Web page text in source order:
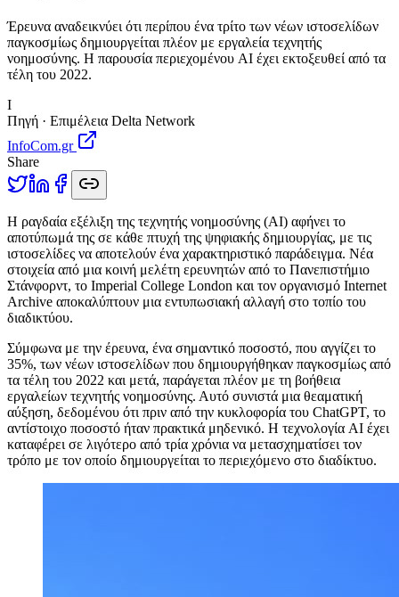
Έρευνα αναδεικνύει ότι περίπου ένα τρίτο των νέων ιστοσελίδων
παγκοσμίως δημιουργείται πλέον με εργαλεία τεχνητής
νοημοσύνης. Η παρουσία περιεχομένου AI έχει εκτοξευθεί από τα
τέλη του 2022.
I
Πηγή · Επιμέλεια Delta Network
InfoCom.gr
Share
Η ραγδαία εξέλιξη της τεχνητής νοημοσύνης (AI) αφήνει το
αποτύπωμά της σε κάθε πτυχή της ψηφιακής δημιουργίας, με τις
ιστοσελίδες να αποτελούν ένα χαρακτηριστικό παράδειγμα. Νέα
στοιχεία από μια κοινή μελέτη ερευνητών από το Πανεπιστήμιο
Στάνφορντ, το Imperial College London και τον οργανισμό Internet
Archive αποκαλύπτουν μια εντυπωσιακή αλλαγή στο τοπίο του
διαδικτύου.
Σύμφωνα με την έρευνα, ένα σημαντικό ποσοστό, που αγγίζει το
35%, των νέων ιστοσελίδων που δημιουργήθηκαν παγκοσμίως από
τα τέλη του 2022 και μετά, παράγεται πλέον με τη βοήθεια
εργαλείων τεχνητής νοημοσύνης. Αυτό συνιστά μια θεαματική
αύξηση, δεδομένου ότι πριν από την κυκλοφορία του ChatGPT, το
αντίστοιχο ποσοστό ήταν πρακτικά μηδενικό. Η τεχνολογία AI έχει
καταφέρει σε λιγότερο από τρία χρόνια να μετασχηματίσει τον
τρόπο με τον οποίο δημιουργείται το περιεχόμενο στο διαδίκτυο.